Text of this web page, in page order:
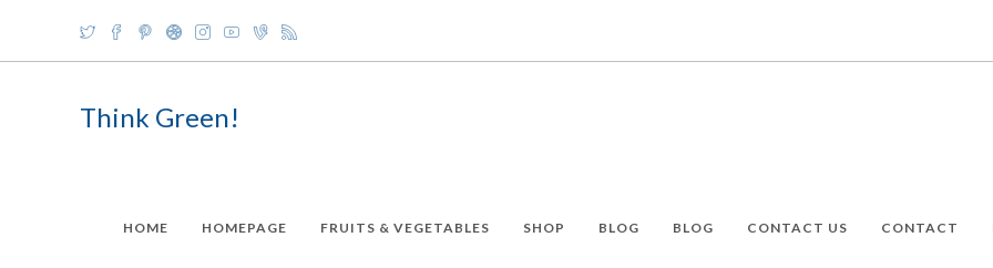
content
Think Green!
HOME HOMEPAGE FRUITS & VEGETABLES SHOP BLOG BLOG CONTACT US CONTACT